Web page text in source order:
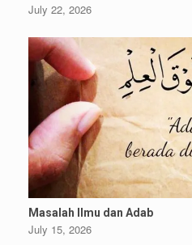
July 22, 2026
Masalah Ilmu dan Adab
July 15, 2026